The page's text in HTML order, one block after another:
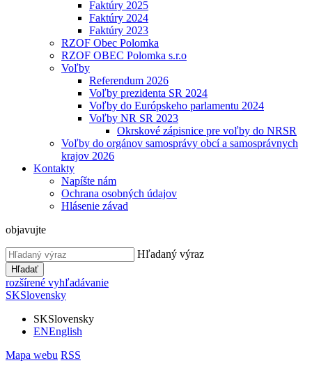
Faktúry 2025
Faktúry 2024
Faktúry 2023
RZOF Obec Polomka
RZOF OBEC Polomka s.r.o
Voľby
Referendum 2026
Voľby prezidenta SR 2024
Voľby do Európskeho parlamentu 2024
Voľby NR SR 2023
Okrskové zápisnice pre voľby do NRSR
Voľby do orgánov samosprávy obcí a samosprávnych
krajov 2026
Kontakty
Napíšte nám
Ochrana osobných údajov
Hlásenie závad
objavujte
Hľadaný výraz
Hľadať
rozšírené vyhľadávanie
SKSlovensky
SKSlovensky
ENEnglish
Mapa webu RSS